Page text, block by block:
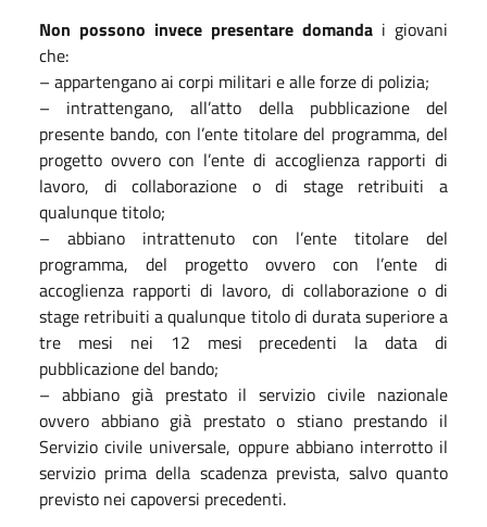
Non possono invece presentare domanda i giovani
che:
– appartengano ai corpi militari e alle forze di polizia;
– intrattengano, all’atto della pubblicazione del
presente bando, con l’ente titolare del programma, del
progetto ovvero con l’ente di accoglienza rapporti di
lavoro, di collaborazione o di stage retribuiti a
qualunque titolo;
– abbiano intrattenuto con l’ente titolare del
programma, del progetto ovvero con l’ente di
accoglienza rapporti di lavoro, di collaborazione o di
stage retribuiti a qualunque titolo di durata superiore a
tre mesi nei 12 mesi precedenti la data di
pubblicazione del bando;
– abbiano già prestato il servizio civile nazionale
ovvero abbiano già prestato o stiano prestando il
Servizio civile universale, oppure abbiano interrotto il
servizio prima della scadenza prevista, salvo quanto
previsto nei capoversi precedenti.